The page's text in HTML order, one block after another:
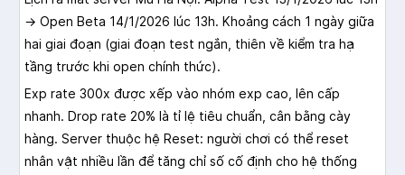
→ Open Beta 14/1/2026 lúc 13h. Khoảng cách 1 ngày giữa
hai giai đoạn (giai đoạn test ngắn, thiên về kiểm tra hạ
tầng trước khi open chính thức).
Exp rate 300x được xếp vào nhóm exp cao, lên cấp
nhanh. Drop rate 20% là tỉ lệ tiêu chuẩn, cân bằng cày
hàng. Server thuộc hệ Reset: người chơi có thể reset
nhân vật nhiều lần để tăng chỉ số cố định cho hệ thống